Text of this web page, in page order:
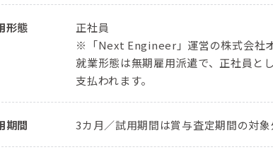
形態
正社員
※「Next Engineer」運営の株式会社
就業形態は無期雇用派遣で、正社員と
支払われます。
期間 3カ月／試用期間は賞与査定期間の対象